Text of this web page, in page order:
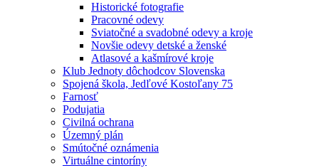
Historické fotografie
Pracovné odevy
Sviatočné a svadobné odevy a kroje
Novšie odevy detské a ženské
Atlasové a kašmírové kroje
Klub Jednoty dôchodcov Slovenska
Spojená škola, Jedľové Kostoľany 75
Farnosť
Podujatia
Civilná ochrana
Územný plán
Smútočné oznámenia
Virtuálne cintoríny